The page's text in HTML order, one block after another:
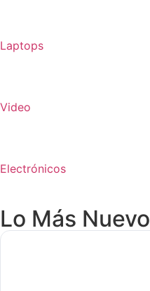
Laptops
Video
Electrónicos
Lo Más Nuevo